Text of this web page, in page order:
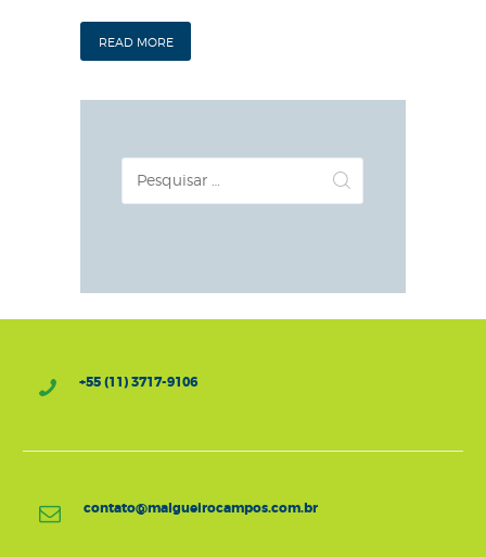
READ MORE
por:
+55 (11) 3717-9106
contato@malgueirocampos.com.br